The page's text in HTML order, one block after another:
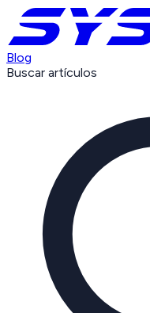
Blog
Buscar artículos